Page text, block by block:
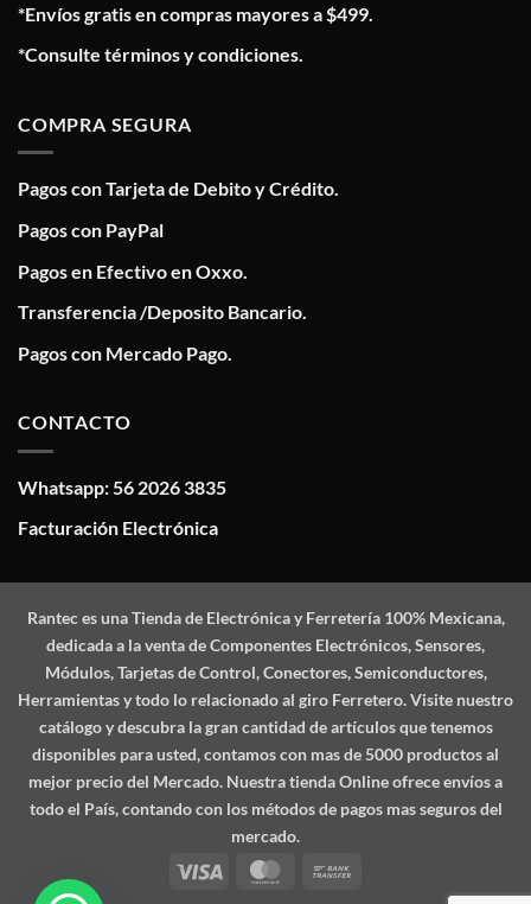
*Envíos gratis en compras mayores a $499.
*Consulte términos y condiciones.
COMPRA SEGURA
Pagos con Tarjeta de Debito y Crédito.
Pagos con PayPal
Pagos en Efectivo en Oxxo.
Transferencia /Deposito Bancario.
Pagos con Mercado Pago.
CONTACTO
Whatsapp: 56 2026 3835
Facturación Electrónica
Ranteces una Tienda de Electrónica y Ferretería 100% Mexicana,
dedicada a la venta de Componentes Electrónicos, Sensores,
Módulos, Tarjetas de Control, Conectores, Semiconductores,
Herramientas y todo lo relacionado al giro Ferretero. Visite nuestro
catálogo y descubra la gran cantidad de artículos que tenemos
disponibles para usted, contamos con mas de 5000 productos al
mejor precio del Mercado. Nuestra tienda Online ofrece envíos a
todo el País, contando con los métodos de pagos mas seguros del
mercado.
Visa
MasterCard